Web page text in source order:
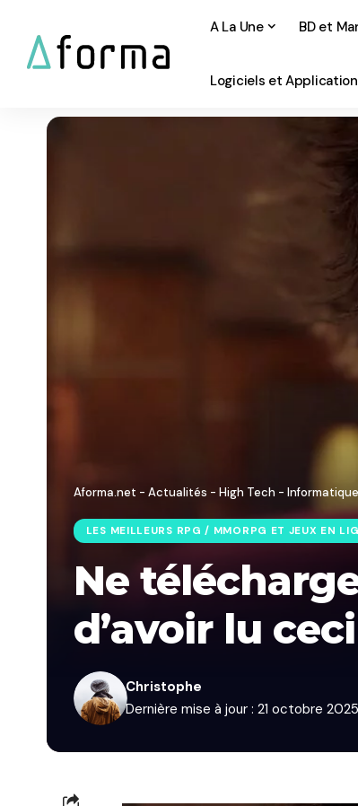
A La Une BD et
Logiciels et
Aforma.net - Actualités - High Tech -
LES MEILLEURS RPG / MMORPG ET JEUX EN
Ne
d’avoir lu ceci
Dernière mise à jour : 21 octobre
Christophe